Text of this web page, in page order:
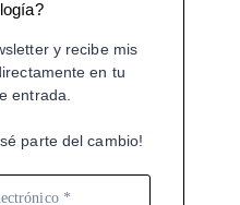
y recibe mis
en tu
entrada.
parte del cambio!